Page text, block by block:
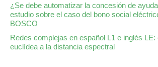
¿Se debe automatizar la concesión de
estudio sobre el caso del bono social
BOSCO
Redes complejas en español L1 e inglés LE:
euclídea a la distancia espectral